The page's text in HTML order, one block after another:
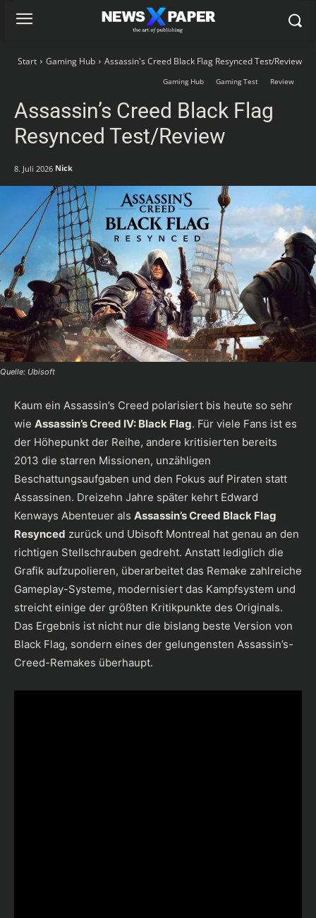
Start Gaming Hub Assassin's Creed Black Flag Resynced Test/Review
Gaming Hub Gaming Test Review
Assassin’s Creed Black Flag
Resynced Test/Review
8. Juli 2026 Nick
Quelle: Ubisoft
Kaum ein Assassin’s Creed polarisiert bis heute so sehr
wie Assassin’s Creed IV: Black Flag. Für viele Fans ist es
der Höhepunkt der Reihe, andere kritisierten bereits
2013 die starren Missionen, unzähligen
Beschattungsaufgaben und den Fokus auf Piraten statt
Assassinen. Dreizehn Jahre später kehrt Edward
Kenways Abenteuer als Assassin’s Creed Black Flag
Resynced zurück und Ubisoft Montreal hat genau an den
richtigen Stellschrauben gedreht. Anstatt lediglich die
Grafik aufzupolieren, überarbeitet das Remake zahlreiche
Gameplay-Systeme, modernisiert das Kampfsystem und
streicht einige der größten Kritikpunkte des Originals.
Das Ergebnis ist nicht nur die bislang beste Version von
Black Flag, sondern eines der gelungensten Assassin’s-
Creed-Remakes überhaupt.